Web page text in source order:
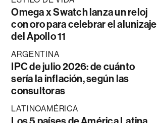
Omega x Swatch lanza un reloj
con oro para celebrar el alunizaje
del Apollo 11
ARGENTINA
IPC de julio 2026: de cuánto
sería la inflación, según las
consultoras
LATINOAMÉRICA